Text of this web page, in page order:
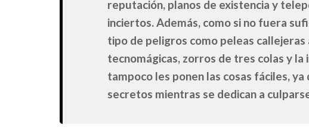
reputación, planos de existencia y
inciertos. Además, como si no fuera
tipo de peligros como peleas
tecnomágicas, zorros de tres colas y la
tampoco les ponen las cosas fáciles,
secretos mientras se dedican a